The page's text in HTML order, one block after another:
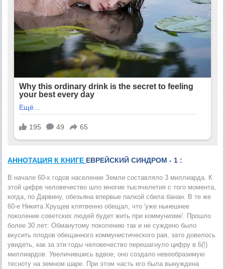
АННОТАЦИЯ К КНИГЕ ЕВРЕЙСКИЙ СИНДРОМ - 1 :
В начале 60-х годов население Земли составляло 3 миллиарда. К
этой цифре человечество шло многие тысячелетия с того момента,
когда, по Дарвину, обезьяна впервые палкой сбила банан. В те же
60-е Никита Хрущев клятвенно обещал, что 'уже нынешнее
поколение советских людей будет жить при коммунизме'. Прошло
более 30 лет: Обманутому поколению так и не суждено было
вкусить плодов обещанного коммунистического рая, зато довелось
увидеть, как за эти годы человечество перешагнуло цифру в 6(!)
миллиардов. Увеличившись вдвое, оно создало невообразимую
тесноту на земном шаре. При этом часть его была вынуждена